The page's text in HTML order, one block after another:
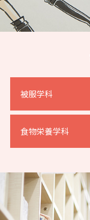
被服学科
食物栄養学科